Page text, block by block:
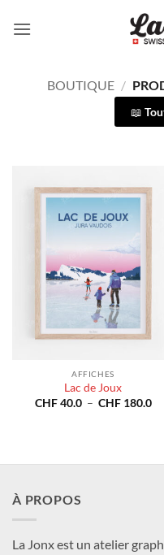
BOUTIQUE /
AFFICHES
Lac de Joux
CHF40.0 – CHF180.0
À PROPOS
La Jonx est un atelier